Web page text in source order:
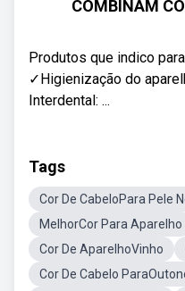
COMBINAM
Produtos que indico
✓Higienização do
Interdental: ...
Tags
Cor De CabeloPara Pele
MelhorCor Para Aparelho
Cor De AparelhoVinho
Cor De Cabelo